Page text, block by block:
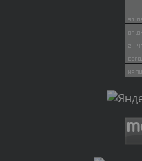
Комментарий
Текст комментария
администратором.
Текст комментария